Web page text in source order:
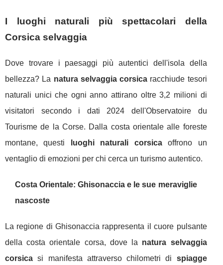
I luoghi naturali più spettacolari della
Corsica selvaggia
Dove trovare i paesaggi più autentici dell'isola della
bellezza? La natura selvaggia corsica racchiude tesori
naturali unici che ogni anno attirano oltre 3,2 milioni di
visitatori secondo i dati 2024 dell'Observatoire du
Tourisme de la Corse. Dalla costa orientale alle foreste
montane, questi
luoghi naturali corsicaoffrono un
ventaglio di emozioni per chi cerca un turismo autentico.
Costa Orientale: Ghisonaccia e le sue meraviglie
nascoste
La regione di Ghisonaccia rappresenta il cuore pulsante
della costa orientale corsa, dove la natura selvaggia
corsica si manifesta attraverso chilometri di spiagge